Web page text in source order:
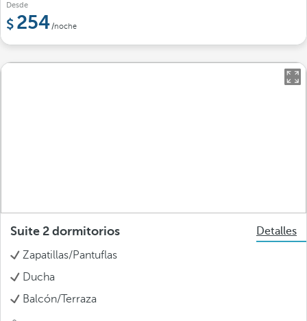
Desde
254/noche
Suite 2 dormitorios
Detalles
Zapatillas/Pantuflas
Ducha
Balcón/Terraza